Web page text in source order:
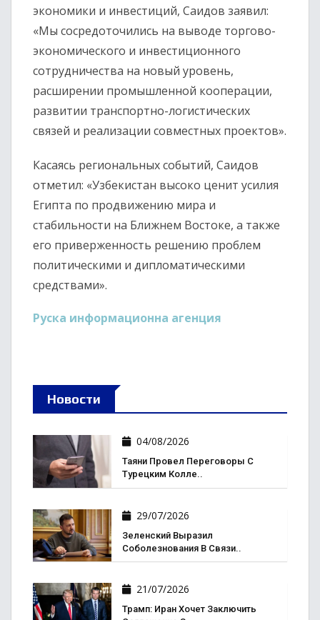
экономики и инвестиций, Саидов заявил:
«Мы сосредоточились на выводе торгово-
экономического и инвестиционного
сотрудничества на новый уровень,
расширении промышленной кооперации,
развитии транспортно-логистических
связей и реализации совместных проектов».
Касаясь региональных событий, Саидов
отметил: «Узбекистан высоко ценит усилия
Египта по продвижению мира и
стабильности на Ближнем Востоке, а также
его приверженность решению проблем
политическими и дипломатическими
средствами».
Руска информационна агенция
Новости
04/08/2026
Таяни Провел Переговоры С
Турецким Колле..
29/07/2026
Зеленский Выразил
Соболезнования В Связи..
21/07/2026
Трамп: Иран Хочет Заключить